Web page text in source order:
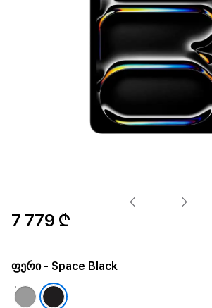
7 779 ₾
ფერი- Space Black